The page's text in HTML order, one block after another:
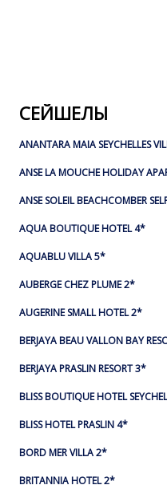
СЕЙШЕЛЫ
ANANTARA MAIA SEYCHELLES
ANSE LA MOUCHE HOLIDAY
ANSE SOLEIL BEACHCOMBER
AQUA BOUTIQUE HOTEL 4*
AQUABLU VILLA 5*
AUBERGE CHEZ PLUME 2*
AUGERINE SMALL HOTEL 2*
BERJAYA BEAU VALLON BAY
BERJAYA PRASLIN RESORT 3*
BLISS BOUTIQUE HOTEL
BLISS HOTEL PRASLIN 4*
BORD MER VILLA 2*
BRITANNIA HOTEL 2*